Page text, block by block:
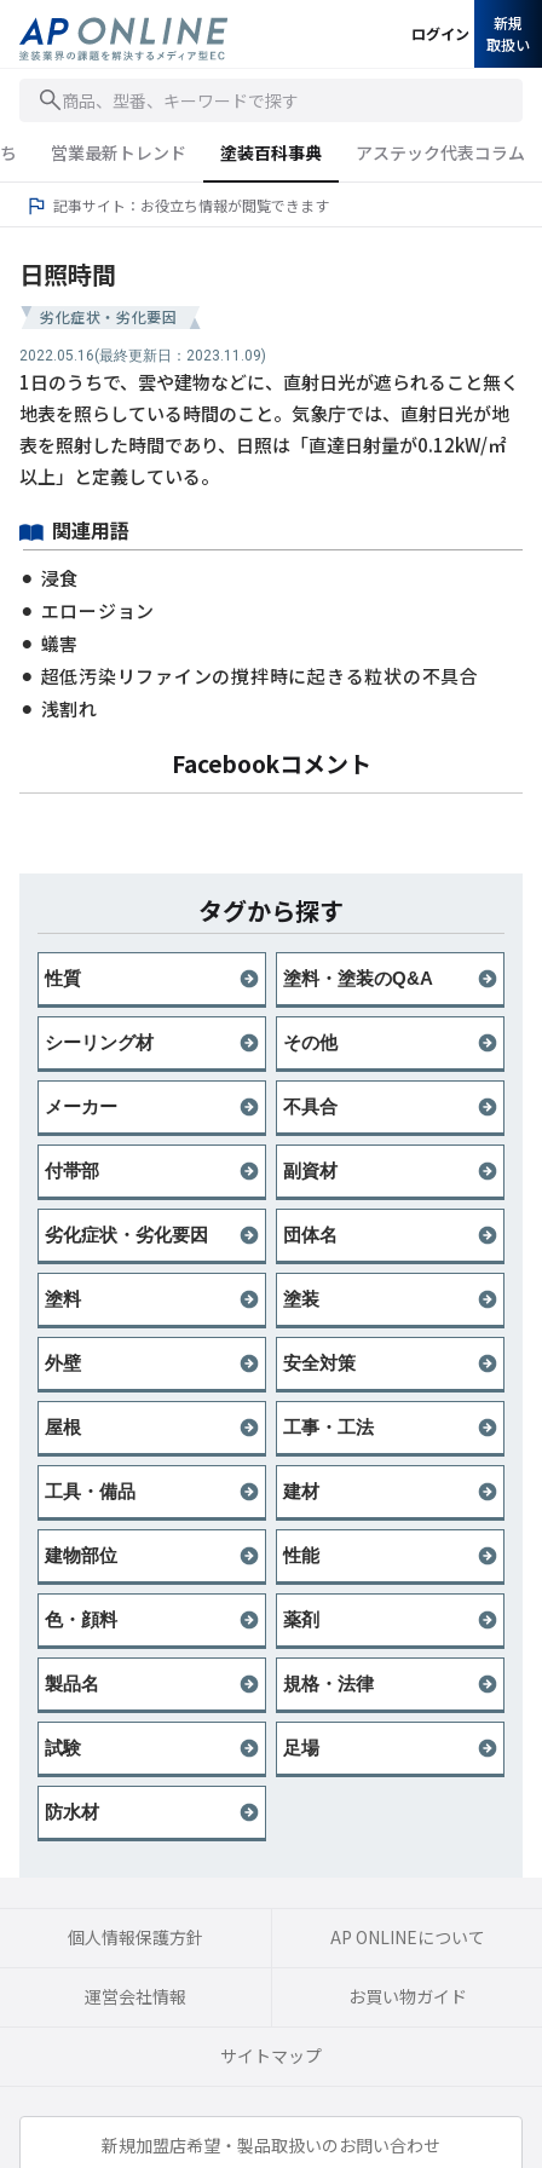
商品、型番、キーワードで探す
ログイン
新規
取扱い
営業最新トレンド 塗装百科事典 アステック代表コラム
記事サイト：お役立ち情報が閲覧できます
日照時間
劣化症状・劣化要因
2022.05.16(最終更新日：2023.11.09)
1日のうちで、雲や建物などに、直射日光が遮られること無く
地表を照らしている時間のこと。気象庁では、直射日光が地
表を照射した時間であり、日照は「直達日射量が0.12kW/㎡
以上」と定義している。
関連用語
浸食
エロージョン
蟻害
超低汚染リファインの撹拌時に起きる粒状の不具合
浅割れ
Facebookコメント
タグから探す
性質 塗料・塗装のQ&A
シーリング材 その他
メーカー 不具合
付帯部 副資材
劣化症状・劣化要因 団体名
塗料 塗装
外壁 安全対策
屋根 工事・工法
工具・備品 建材
建物部位 性能
色・顔料 薬剤
製品名 規格・法律
試験 足場
防水材
個人情報保護方針 AP ONLINEについて
運営会社情報 お買い物ガイド
サイトマップ
新規加盟店希望・製品取扱いのお問い合わせ